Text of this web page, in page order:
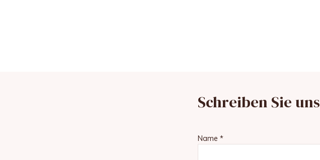
Schreiben Sie uns
Name *